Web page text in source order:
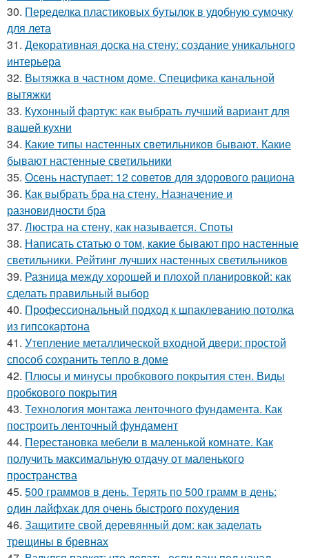
30. Переделка пластиковых бутылок в удобную сумочку
для лета
31. Декоративная доска на стену: создание уникального
интерьера
32. Вытяжка в частном доме. Специфика канальной
вытяжки
33. Кухонный фартук: как выбрать лучший вариант для
вашей кухни
34. Какие типы настенных светильников бывают. Какие
бывают настенные светильники
35. Осень наступает: 12 советов для здорового рациона
36. Как выбрать бра на стену. Назначение и
разновидности бра
37. Люстра на стену, как называется. Споты
38. Написать статью о том, какие бывают про настенные
светильники. Рейтинг лучших настенных светильников
39. Разница между хорошей и плохой планировкой: как
сделать правильный выбор
40. Профессиональный подход к шпаклеванию потолка
из гипсокартона
41. Утепление металлической входной двери: простой
способ сохранить тепло в доме
42. Плюсы и минусы пробкового покрытия стен. Виды
пробкового покрытия
43. Технология монтажа ленточного фундамента. Как
построить ленточный фундамент
44. Перестановка мебели в маленькой комнате. Как
получить максимальную отдачу от маленького
пространства
45. 500 граммов в день. Терять по 500 грамм в день:
один лайфхак для очень быстрого похудения
46. Защитите свой деревянный дом: как заделать
трещины в бревнах